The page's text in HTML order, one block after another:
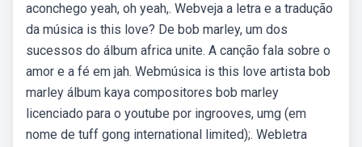
aconchego yeah, oh yeah,. Webveja a letra e a tradução
da música is this love? De bob marley, um dos
sucessos do álbum africa unite. A canção fala sobre o
amor e a fé em jah. Webmúsica is this love artista bob
marley álbum kaya compositores bob marley
licenciado para o youtube por ingrooves, umg (em
nome de tuff gong international limited);. Webletra